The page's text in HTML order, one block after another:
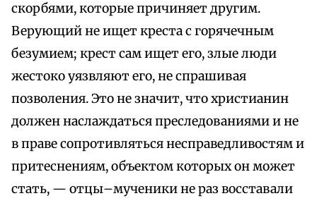
скорбями, которые причиняет другим.
Верующий не ищет креста с горячечным
безумием; крест сам ищет его, злые люди
жестоко уязвляют его, не спрашивая
позволения. Это не значит, что христианин
должен наслаждаться преследованиями и не
в праве сопротивляться несправедливостям и
притеснениям, объектом которых он может
стать, — отцы–мученики не раз восставали